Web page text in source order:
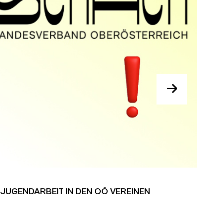
JUGENDARBEIT IN DEN OÖ VEREINEN